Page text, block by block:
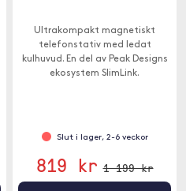
Ultrakompakt magnetiskt
telefonstativ med ledat
kulhuvud. En del av Peak Designs
ekosystem SlimLink.
Slut i lager, 2-6 veckor
819 kr 1 199 kr